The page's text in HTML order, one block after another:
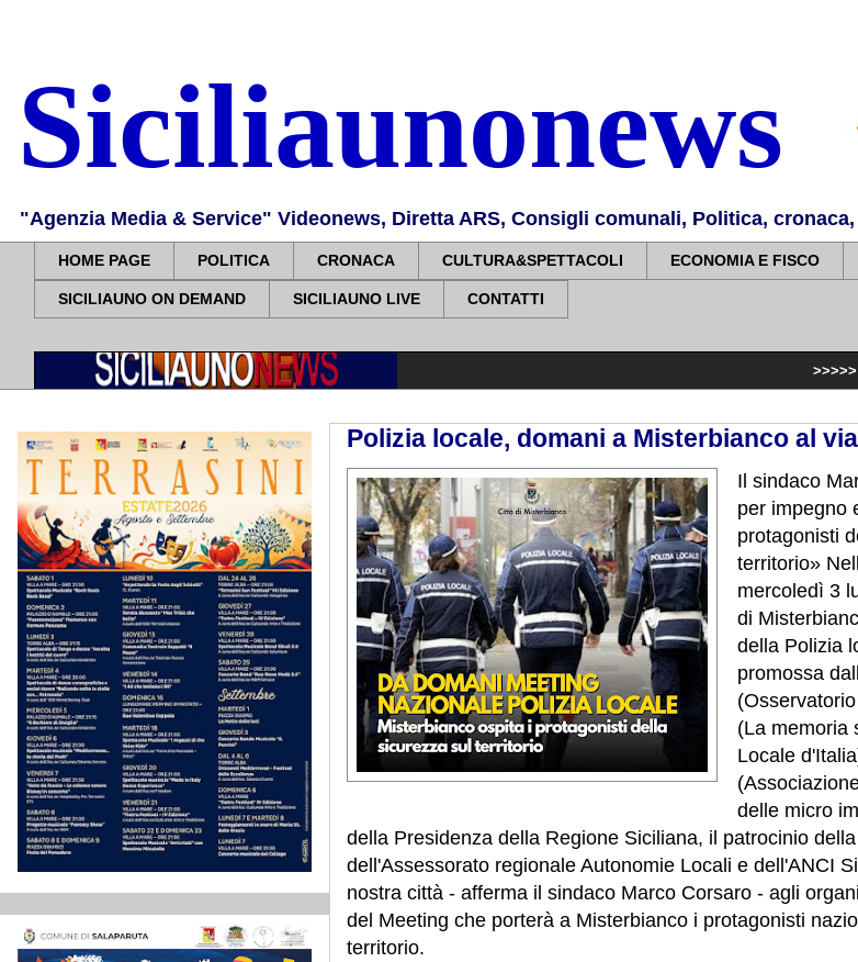
Siciliaunonews
"Agenzia Media & Service" Videonews, Diretta ARS, Consigli comunali, Politica,
HOME PAGE POLITICA CRONACA CULTURA&SPETTACOLI ECONOMIA E FISCO
SICILIAUNO ON DEMAND SICILIAUNO LIVE CONTATTI
Comune
Polizia locale, domani a Misterbianco al
Il sindaco
per impegno
protagonisti
territorio»
mercoledì 3
di
della Polizia
promossa
(La memoria
Locale
delle micro
della Presidenza della Regione Siciliana, il patrocinio
dell'Assessorato regionale Autonomie Locali e dell'ANCI
nostra città - afferma il sindaco Marco Corsaro - agli
del Meeting che porterà a Misterbianco i protagonisti
territorio.